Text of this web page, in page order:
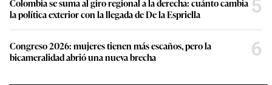
la política exterior con la llegada de De la Espriella
5
Congreso 2026: mujeres tienen más escaños, pero la
bicameralidad abrió una nueva brecha
6